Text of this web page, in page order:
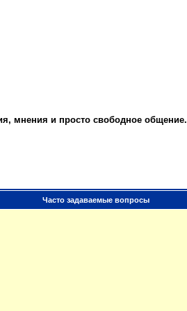
мнения и просто свободное общение.
Часто задаваемые вопросы